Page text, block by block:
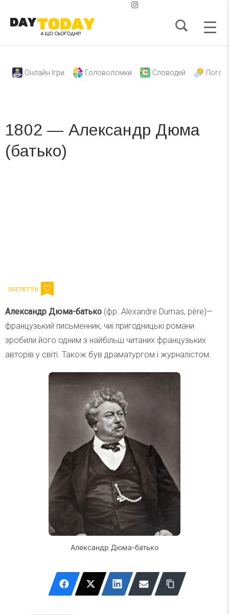
Онлайн Ігри Головоломки Словодей
1802 — Александр Дюма
(батько)
Александр Дюма-батько (фр. Alexandre Dumas, père)—
французький письменник, чиї пригодницькі романи
зробили його одним з найбільш читаних французьких
авторів у світі. Також був драматургом і журналістом.
Александр Дюма-батько